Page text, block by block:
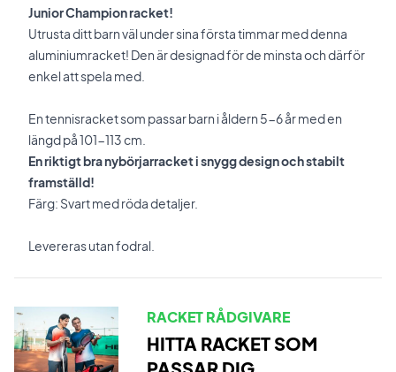
Junior Champion racket!
Utrusta ditt barn väl under sina första timmar med denna
aluminiumracket! Den är designad för de minsta och därför
enkel att spela med.
En tennisracket som passar barn i åldern 5-6 år med en
längd på 101-113 cm.
En riktigt bra nybörjarracket i snygg design och stabilt
framställd!
Färg: Svart med röda detaljer.
Levereras utan fodral.
RACKET RÅDGIVARE
HITTA RACKET SOM